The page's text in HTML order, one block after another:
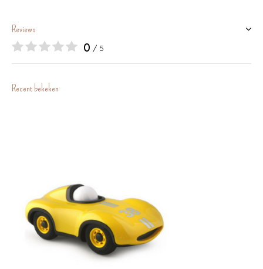
Reviews
0 / 5
Recent bekeken